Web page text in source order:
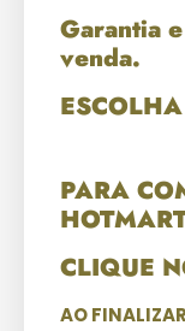
Garantia
venda.
PARA
CLIQUE
AO